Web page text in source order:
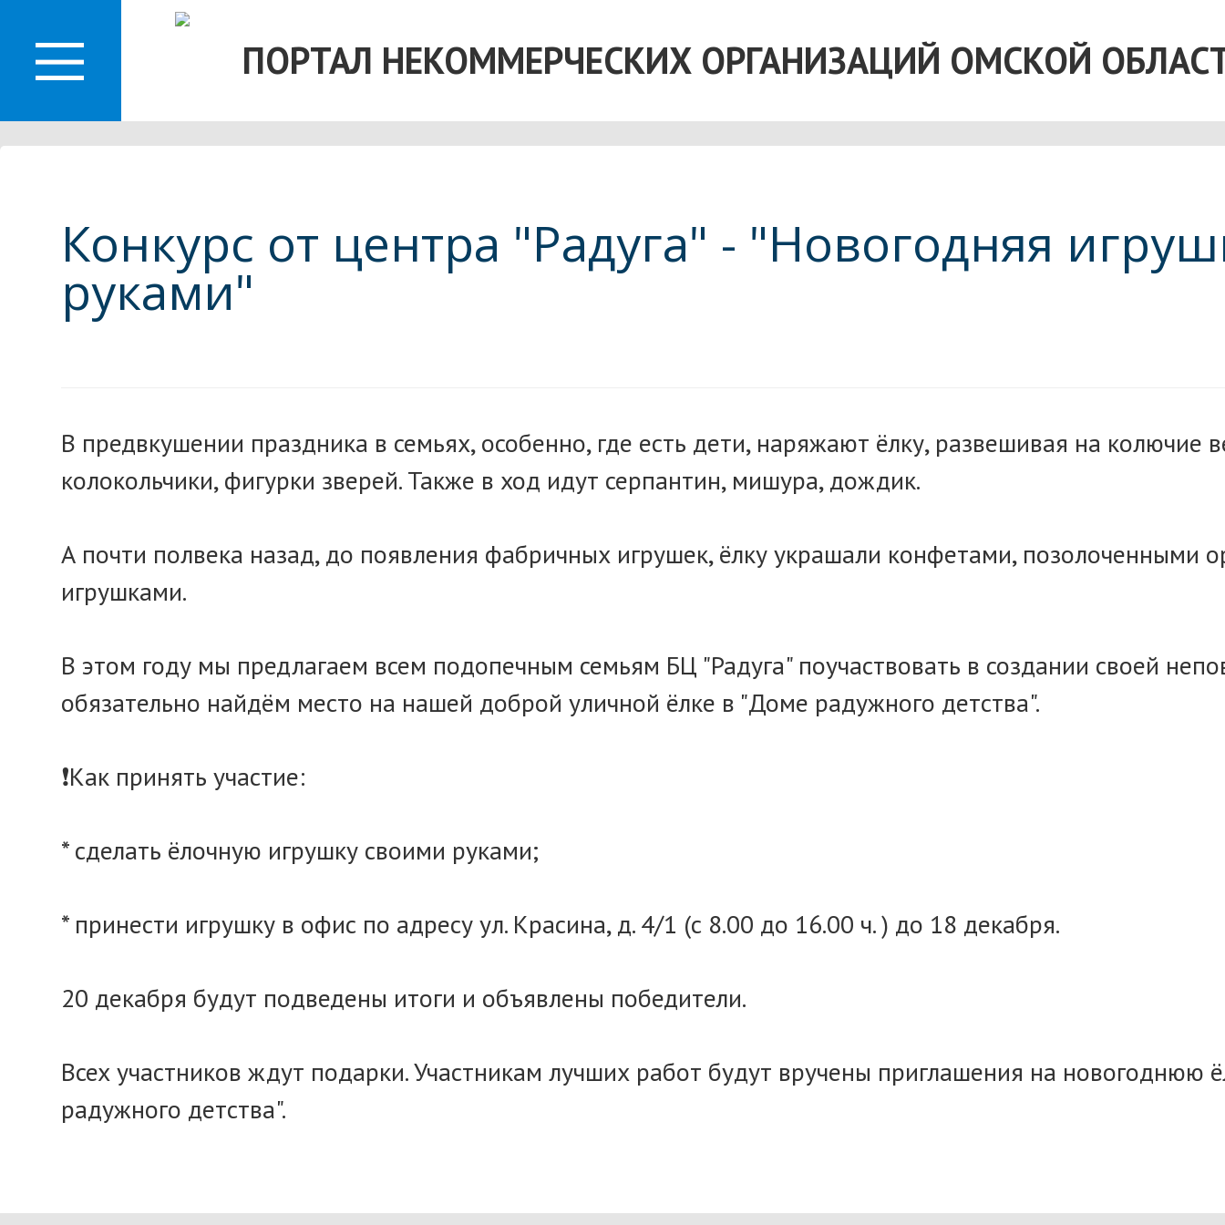
ПОРТАЛ НЕКОММЕРЧЕСКИХ ОРГАНИЗАЦИЙ ОМСКОЙ
Конкурс от центра "Радуга" - "Новогодняя
руками"
В предвкушении праздника в семьях, особенно, где есть дети, наряжают ёлку, развешивая на колючие
колокольчики, фигурки зверей. Также в ход идут серпантин, мишура, дождик.
А почти полвека назад, до появления фабричных игрушек, ёлку украшали конфетами, позолоченными
игрушками.
В этом году мы предлагаем всем подопечным семьям БЦ "Радуга" поучаствовать в создании своей
обязательно найдём место на нашей доброй уличной ёлке в "Доме радужного детства".
❗Как принять участие:
* сделать ёлочную игрушку своими руками;
* принести игрушку в офис по адресу ул. Красина, д. 4/1 (с 8.00 до 16.00 ч. ) до 18 декабря.
20 декабря будут подведены итоги и объявлены победители.
Всех участников ждут подарки. Участникам лучших работ будут вручены приглашения на новогоднюю
радужного детства".